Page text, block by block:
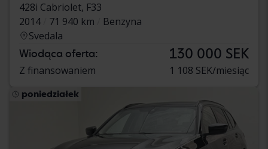
428i Cabriolet, F33
2014
71 940 km
Benzyna
Svedala
Wiodąca oferta: 130 000 SEK
Z finansowaniem 1 108 SEK/miesiąc
poniedziałek